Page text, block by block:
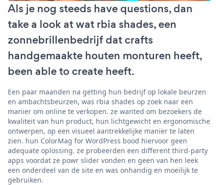
Als je nog steeds have questions, dan
take a look at wat rbia shades, een
zonnebrillenbedrijf dat crafts
handgemaakte houten monturen heeft,
been able to create heeft.
Een paar maanden na getting hun bedrijf op lokale beurzen
en ambachtsbeurzen, was rbia shades op zoek naar een
manier om online te verkopen. ze wanted om bezoekers de
kwaliteit van hun product, hun lichtgewicht en ergonomische
ontwerpen, op een visueel aantrekkelijke manier te laten
zien. hun ColorMag for WordPress bood hiervoor geen
adequate oplossing. ze probeerden een different third-party
apps voordat ze powr slider vonden en geen van hen leek
een onderdeel van de site en was onhandig en moeilijk te
gebruiken.